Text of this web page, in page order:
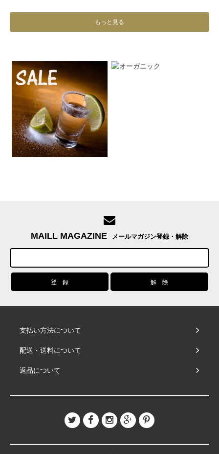
もっと見る
MAILL MAGAZINE メールマガジン登録・解除
支払い方法について
配送・送料について
返品について